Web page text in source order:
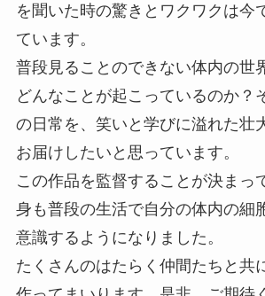
を聞いた時の驚きとワクワクは今
ています。
普段見ることのできない体内の世
どんなことが起こっているのか？
の日常を、笑いと学びに溢れた壮
お届けしたいと思っています。
この作品を監督することが決まっ
身も普段の生活で自分の体内の細
意識するようになりました。
たくさんのはたらく仲間たちと共